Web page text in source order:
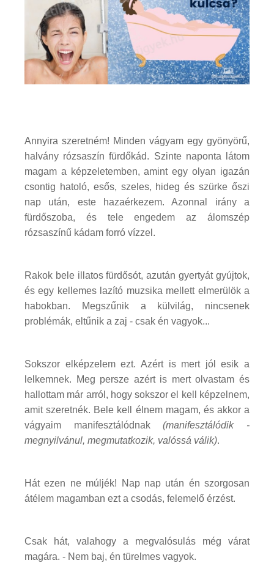
Annyira szeretném! Minden vágyam egy gyönyörű,
halvány rózsaszín fürdőkád. Szinte naponta látom
magam a képzeletemben, amint egy olyan igazán
csontig hatoló, esős, szeles, hideg és szürke őszi
nap után, este hazaérkezem. Azonnal irány a
fürdőszoba, és tele engedem az álomszép
rózsaszínű kádam forró vízzel.
Rakok bele illatos fürdősót, azután gyertyát gyújtok,
és egy kellemes lazító muzsika mellett elmerülök a
habokban. Megszűnik a külvilág, nincsenek
problémák, eltűnik a zaj - csak én vagyok...
Sokszor elképzelem ezt. Azért is mert jól esik a
lelkemnek. Meg persze azért is mert olvastam és
hallottam már arról, hogy sokszor el kell képzelnem,
amit szeretnék. Bele kell élnem magam, és akkor a
vágyaim manifesztálódnak(manifesztálódik -
megnyilvánul, megmutatkozik, valóssá válik).
Hát ezen ne múljék! Nap nap után én szorgosan
átélem magamban ezt a csodás, felemelő érzést.
Csak hát, valahogy a megvalósulás még várat
magára. - Nem baj, én türelmes vagyok.